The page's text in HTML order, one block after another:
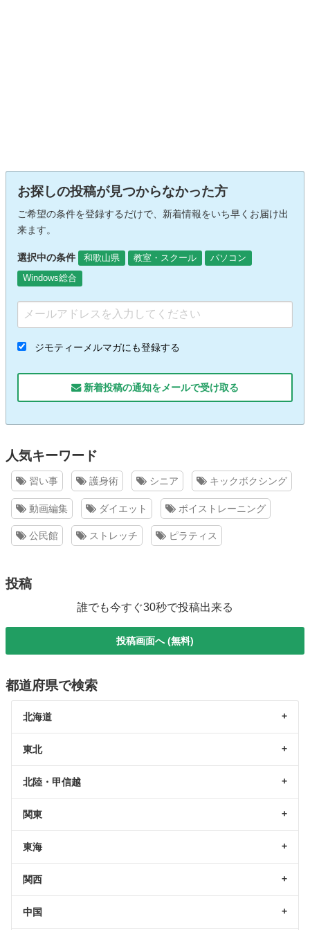
お探しの投稿が見つからなかった方
ご希望の条件を登録するだけで、新着情報をいち早くお届け出
来ます。
選択中の条件 和歌山県 教室・スクール
パソコン
Windows総合
ジモティーメルマガにも登録する
新着投稿の通知をメールで受け取る
人気キーワード
習い事 護身術 シニア キックボクシング
動画編集 ダイエット ボイストレーニング
公民館 ストレッチ ピラティス
投稿
誰でも今すぐ30秒で投稿出来る
投稿画面へ (無料)
都道府県で検索
北海道
東北
北陸・甲信越
関東
東海
関西
中国